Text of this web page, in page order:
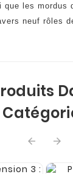
que les mordus
neuf rôles
 